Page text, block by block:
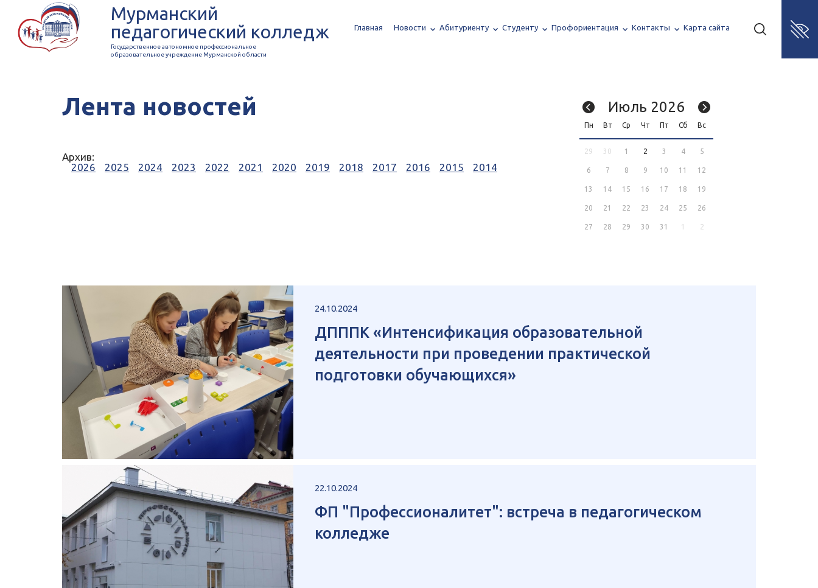
Мурманский
педагогический колледж
Государственное автономное профессиональное
образовательное учреждение Мурманской области
Главная Новости Абитуриенту Студенту Профориентация Контакты Карта сайта
Лента новостей
Архив:
2026
2025 2024 2023 2022 2021 2020 2019 2018 2017 2016 2015 2014
Июль 2026
Пн Вт Ср Чт Пт Сб Вс
29 30 1 2 3 4 5
6 7 8 9 10 11 12
13 14 15 16 17 18 19
20 21 22 23 24 25 26
27 28 29 30 31 1 2
24.10.2024
ДПППК «Интенсификация образовательной
деятельности при проведении практической
подготовки обучающихся»
22.10.2024
ФП "Профессионалитет": встреча в педагогическом
колледже